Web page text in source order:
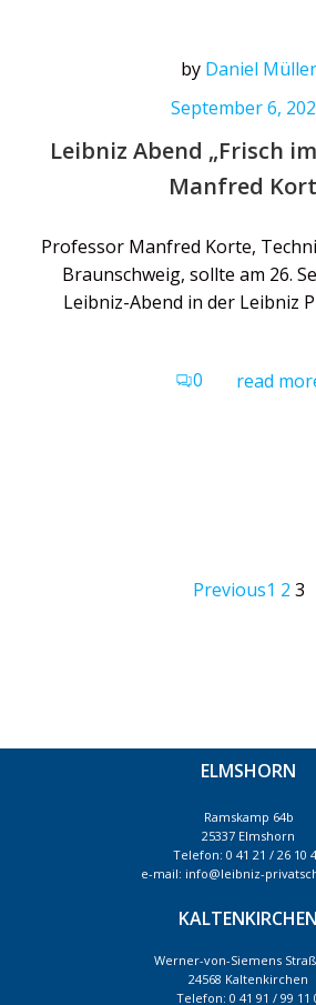
by Daniel Müller
September 6,
Leibniz Abend „Frisch
Manfred
Professor Manfred Korte,
Braunschweig, sollte am 26.
Leibniz-Abend in der Leibniz
0 read
Posts
PreviousPage
1 Page
2 3
ELMSHORN
Ramskamp 64b
25337 Elmshorn
Telefon: 0 41 21 / 26 10
e-mail: info@leibniz-
KALTENKIRCHEN
Werner-von-Siemens
24568 Kaltenkirchen
Telefon: 0 41 91 / 99 11